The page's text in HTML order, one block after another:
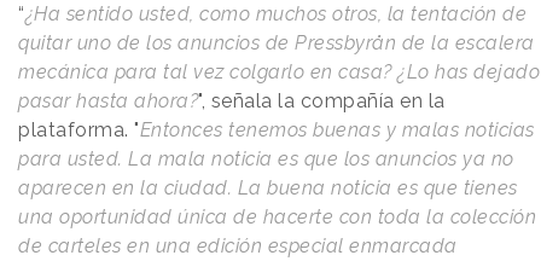
“¿Ha sentido usted, como muchos otros, la tentación de
quitar uno de los anuncios de Pressbyrån de la escalera
mecánica para tal vez colgarlo en casa? ¿Lo has dejado
pasar hasta ahora?", señala la compañía en la
plataforma. "Entonces tenemos buenas y malas noticias
para usted. La mala noticia es que los anuncios ya no
aparecen en la ciudad. La buena noticia es que tienes
una oportunidad única de hacerte con toda la colección
de carteles en una edición especial enmarcada